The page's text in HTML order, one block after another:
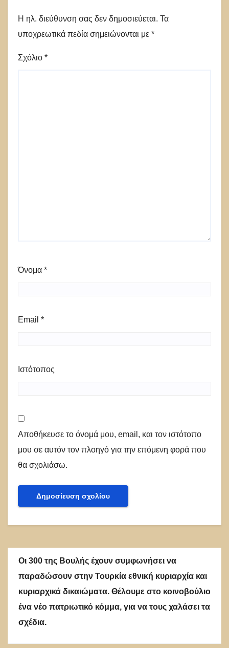
Η ηλ. διεύθυνση σας δεν δημοσιεύεται. Τα
υποχρεωτικά πεδία σημειώνονται με *
Σχόλιο *
Όνομα *
Email *
Ιστότοπος
Αποθήκευσε το όνομά μου, email, και τον ιστότοπο
μου σε αυτόν τον πλοηγό για την επόμενη φορά που
θα σχολιάσω.
Οι 300 της Βουλής έχουν συμφωνήσει να
παραδώσουν στην Τουρκία εθνική κυριαρχία και
κυριαρχικά δικαιώματα. Θέλουμε στο κοινοβούλιο
ένα νέο πατριωτικό κόμμα, για να τους χαλάσει τα
σχέδια.